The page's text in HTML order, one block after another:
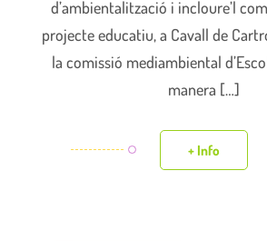
d’ambientalització i incloure’l
projecte educatiu, a Cavall de
la comissió mediambiental
manera […]
+ Info